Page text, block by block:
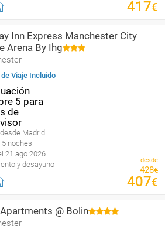
417€
Inn Express Manchester City
Arena By Ihg
Viaje Incluido
Madrid
noches
21 ago 2026
y desayuno
desde
428€
407€
@ Bolin